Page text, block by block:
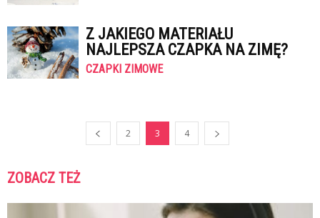
Z JAKIEGO MATERIAŁU
NAJLEPSZA CZAPKA NA ZIMĘ?
CZAPKI ZIMOWE
2 3 4
ZOBACZ TEŻ